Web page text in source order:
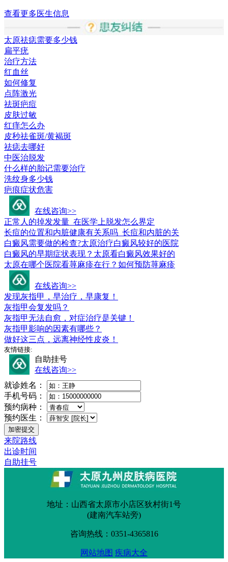
查看更多医生信息
太原祛痣需要多少钱
扁平疣
治疗方法
红血丝
如何修复
点阵激光
祛斑疤痘
皮肤过敏
红痒怎么办
皮秒祛雀斑/黄褐斑
祛痣去哪好
中医治脱发
什么样的胎记需要治疗
洗纹身多少钱
疤痕症状危害
在线咨询>>
正常人的掉发发量_在医学上脱发怎么界定
长痘的位置和内脏健康有关系吗_长痘和内脏的关
白癜风需要做的检查?太原治疗白癜风较好的医院
白癜风的早期症状表现？太原看白癜风效果好的
太原在哪个医院看荨麻疹在行？如何预防荨麻疹
在线咨询>>
发现灰指甲，早治疗，早康复！
灰指甲会复发吗？
灰指甲无法自愈，对症治疗是关键！
灰指甲影响的因素有哪些？
做好这三点，远离神经性皮炎！
友情链接:
自助挂号
在线咨询>>
就诊姓名：
手机号码：
预约病种：
预约医生：
来院路线
出诊时间
自助挂号
地址：山西省太原市小店区狄村街1号
(建南汽车站旁)
咨询热线：0351-4365816
网站地图 疾病大全